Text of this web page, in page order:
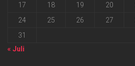
17
18 19 20
24
25 26 27
31
« Juli